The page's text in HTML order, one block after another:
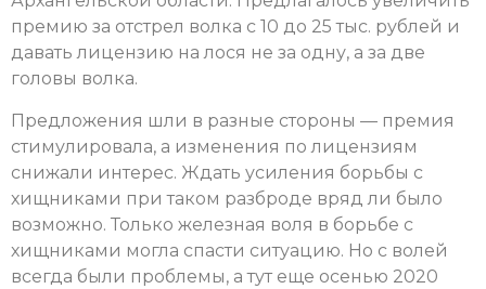
премию за отстрел волка с 10 до 25 тыс. рублей и
давать лицензию на лося не за одну, а за две
головы волка.
Предложения шли в разные стороны — премия
стимулировала, а изменения по лицензиям
снижали интерес. Ждать усиления борьбы с
хищниками при таком разброде вряд ли было
возможно. Только железная воля в борьбе с
хищниками могла спасти ситуацию. Но с волей
всегда были проблемы, а тут еще осенью 2020